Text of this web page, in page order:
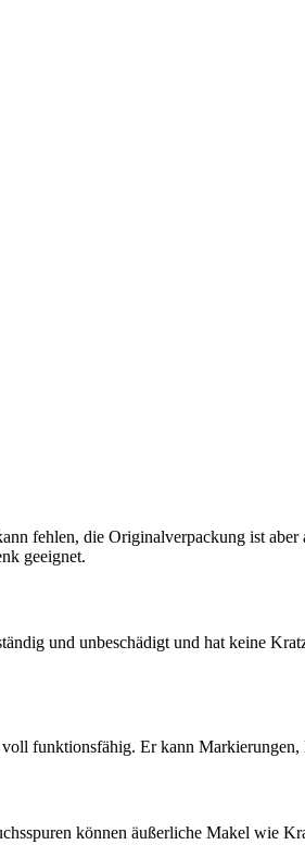
fehlen, die Originalverpackung ist
geeignet.
und unbeschädigt und hat keine
funktionsfähig. Er kann
können äußerliche Makel wie